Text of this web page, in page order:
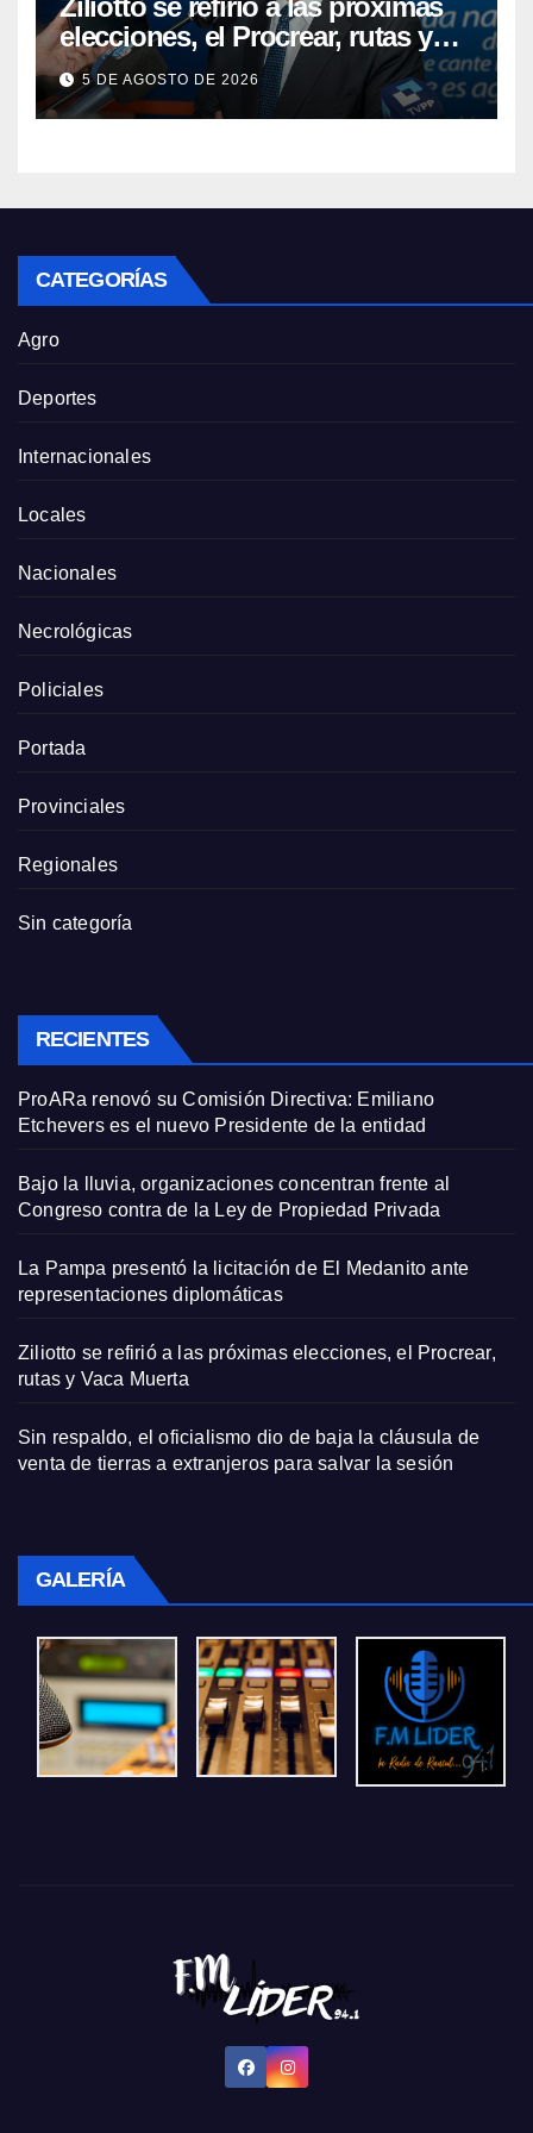
Ziliotto se refirió a las próximas
elecciones, el Procrear, rutas y
Vaca Muerta
5 DE AGOSTO DE 2026
CATEGORÍAS
Agro
Deportes
Internacionales
Locales
Nacionales
Necrológicas
Policiales
Portada
Provinciales
Regionales
Sin categoría
RECIENTES
ProARa renovó su Comisión Directiva: Emiliano
Etchevers es el nuevo Presidente de la entidad
Bajo la lluvia, organizaciones concentran frente al
Congreso contra de la Ley de Propiedad Privada
La Pampa presentó la licitación de El Medanito ante
representaciones diplomáticas
Ziliotto se refirió a las próximas elecciones, el Procrear,
rutas y Vaca Muerta
Sin respaldo, el oficialismo dio de baja la cláusula de
venta de tierras a extranjeros para salvar la sesión
GALERÍA